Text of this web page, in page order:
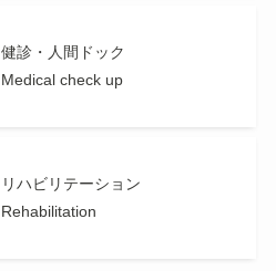
健診・人間ドック
Medical check up
リハビリテーション
Rehabilitation